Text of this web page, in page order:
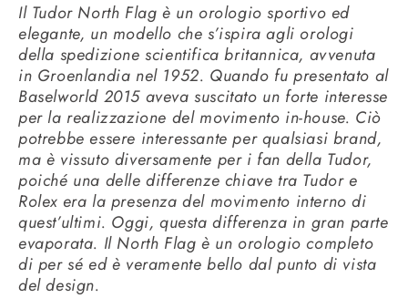
Il Tudor North Flag è un orologio sportivo ed
elegante, un modello che s’ispira agli orologi
della spedizione scientifica britannica, avvenuta
in Groenlandia nel 1952. Quando fu presentato al
Baselworld 2015 aveva suscitato un forte interesse
per la realizzazione del movimento in-house. Ciò
potrebbe essere interessante per qualsiasi brand,
ma è vissuto diversamente per i fan della Tudor,
poiché una delle differenze chiave tra Tudor e
Rolex era la presenza del movimento interno di
quest’ultimi. Oggi, questa differenza in gran parte
evaporata. Il North Flag è un orologio completo
di per sé ed è veramente bello dal punto di vista
del design.